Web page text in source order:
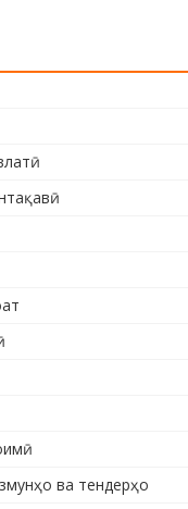
ва тендерҳо